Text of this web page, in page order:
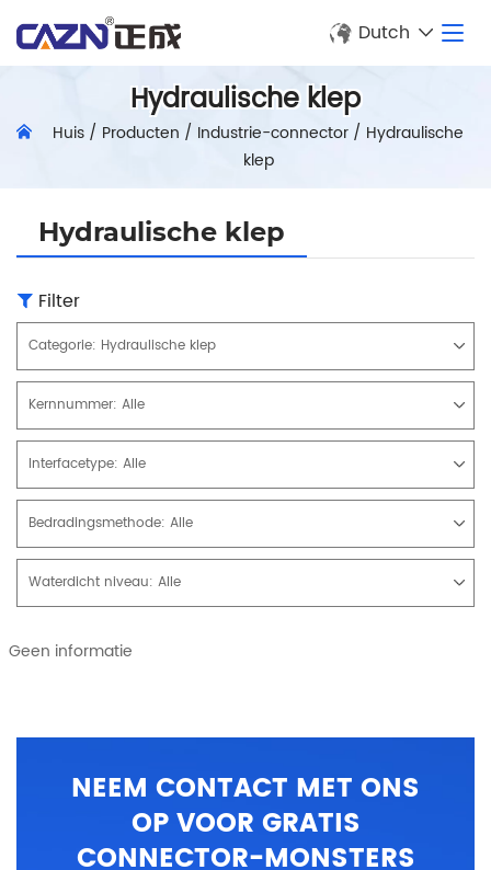
Dutch
Hydraulische klep
Huis / Producten / Industrie-connector / Hydraulische
klep
Hydraulische klep
Filter
Categorie: Hydraulische klep
Kernnummer: Alle
Interfacetype: Alle
Bedradingsmethode: Alle
Waterdicht niveau: Alle
Geen informatie
NEEM CONTACT MET ONS
OP VOOR GRATIS
CONNECTOR-MONSTERS